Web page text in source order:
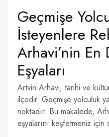
Geçmişe
İsteyenlere
Arhavi’nin
Eşyaları
Artvin Arhavi, tarihi ve
ilçedir. Geçmişe yolculuk
noktadır. Bu makalede,
eşyalarını keşfetmeniz